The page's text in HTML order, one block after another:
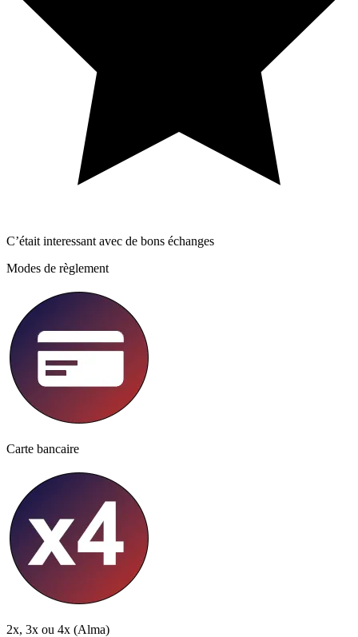
C’était interessant avec de bons échanges
Modes de règlement
Carte bancaire
2x, 3x ou 4x (Alma)